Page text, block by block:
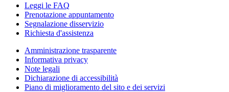
Leggi le FAQ
Prenotazione appuntamento
Segnalazione disservizio
Richiesta d'assistenza
Amministrazione trasparente
Informativa privacy
Note legali
Dichiarazione di accessibilità
Piano di miglioramento del sito e dei servizi